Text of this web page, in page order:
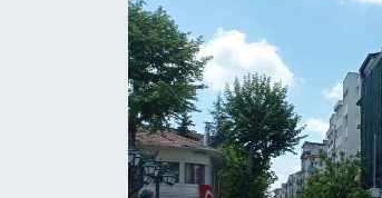
Resmi İlanlar
Siyaset
Son Dakika Haberleri
Haber Arşivi